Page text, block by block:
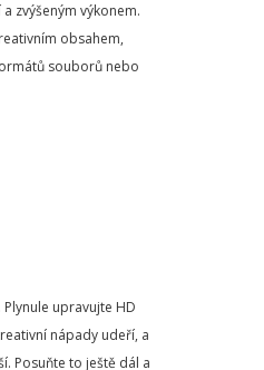
zvýšeným výkonem.
obsahem,
souborů nebo
upravujte HD
nápady udeří, a
Posuňte to ještě dál a